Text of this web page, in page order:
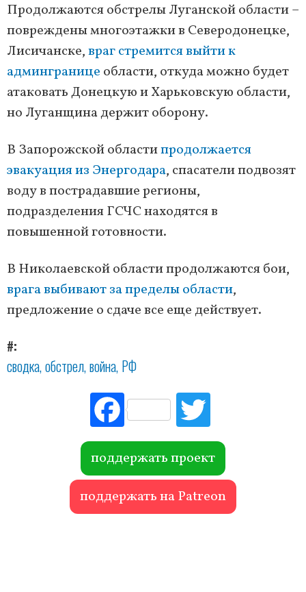
Продолжаются обстрелы Луганской области –
повреждены многоэтажки в Северодонецке,
Лисичанске,враг стремится выйти к
админгранице области, откуда можно будет
атаковать Донецкую и Харьковскую области,
но Луганщина держит оборону.
В Запорожской областипродолжается
эвакуация из Энергодара, спасатели подвозят
воду в пострадавшие регионы,
подразделения ГСЧС находятся в
повышенной готовности.
В Николаевской области продолжаются бои,
врага выбивают за пределы области,
предложение о сдаче все еще действует.
#
сводка обстрел война РФ
Fac
ebo
ok r
поддержать проект
поддержать на Patreon